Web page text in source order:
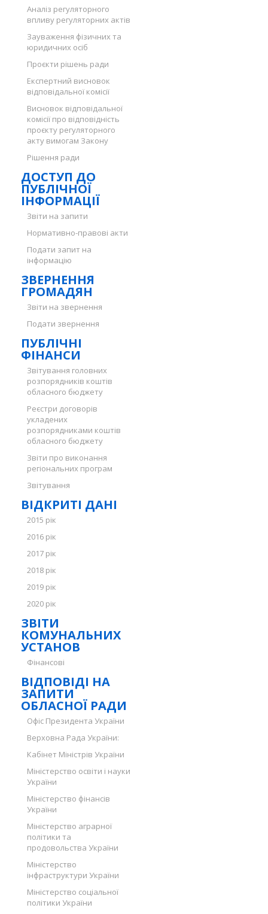
Аналіз регуляторного
впливу регуляторних актів
Зауваження фізичних та
юридичних осіб
Проєкти рішень ради
Експертний висновок
відповідальної комісії
Висновок відповідальної
комісії про відповідність
проєкту регуляторного
акту вимогам Закону
Рішення ради
ДОСТУП ДО
ПУБЛІЧНОЇ
ІНФОРМАЦІЇ
Звіти на запити
Нормативно-правові акти
Подати запит на
інформацію
ЗВЕРНЕННЯ
ГРОМАДЯН
Звіти на звернення
Подати звернення
ПУБЛІЧНІ
ФІНАНСИ
Звітування головних
розпорядників коштів
обласного бюджету
Реєстри договорів
укладених
розпорядниками коштів
обласного бюджету
Звіти про виконання
регіональних програм
Звітування
ВІДКРИТІ ДАНІ
2015 рік
2016 рік
2017 рік
2018 рік
2019 рік
2020 рік
ЗВІТИ
КОМУНАЛЬНИХ
УСТАНОВ
Фінансові
ВІДПОВІДІ НА
ЗАПИТИ
ОБЛАСНОЇ РАДИ
Офіс Президента України
Верховна Рада України:
Кабінет Міністрів України
Міністерство освіти і науки
України
Міністерство фінансів
України
Міністерство аграрної
політики та
продовольства України
Міністерство
інфраструктури України
Міністерство соціальної
політики України